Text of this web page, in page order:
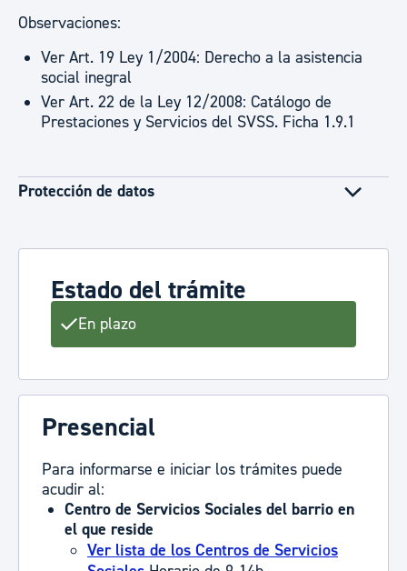
Observaciones:
Ver Art. 19 Ley 1/2004: Derecho a la asistencia
social inegral
Ver Art. 22 de la Ley 12/2008: Catálogo de
Prestaciones y Servicios del SVSS. Ficha 1.9.1
Protección de datos
Estado del trámite
En plazo
Presencial
Para informarse e iniciar los trámites puede
acudir al:
Centro de Servicios Sociales del barrio en
el que reside
Ver lista de los Centros de Servicios